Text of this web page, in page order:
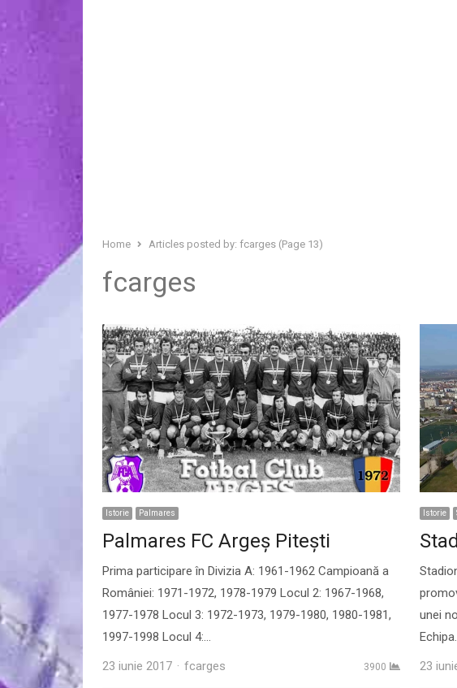
Home Articles posted by: fcarges (Page 13)
fcarges
Istorie Palmares
Palmares FC Argeș Pitești
Prima participare în Divizia A: 1961-1962 Campioană a
României: 1971-1972, 1978-1979 Locul 2: 1967-1968,
1977-1978 Locul 3: 1972-1973, 1979-1980, 1980-1981,
1997-1998 Locul 4:…
23 iunie 2017
Author
fcarges 3900
Istorie
unei
Echipa…
23